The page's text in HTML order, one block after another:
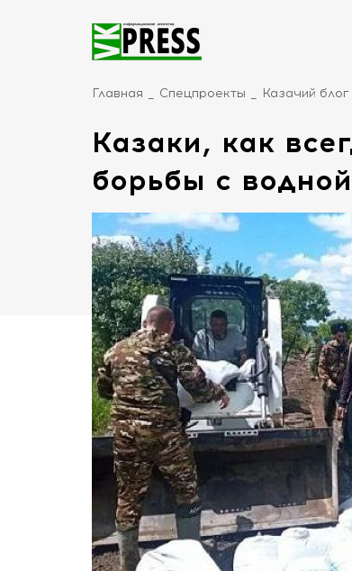
Главная Спецпроекты Казачий блог
Казаки, как
борьбы с